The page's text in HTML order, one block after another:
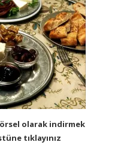
olarak indirmek
tıklayınız